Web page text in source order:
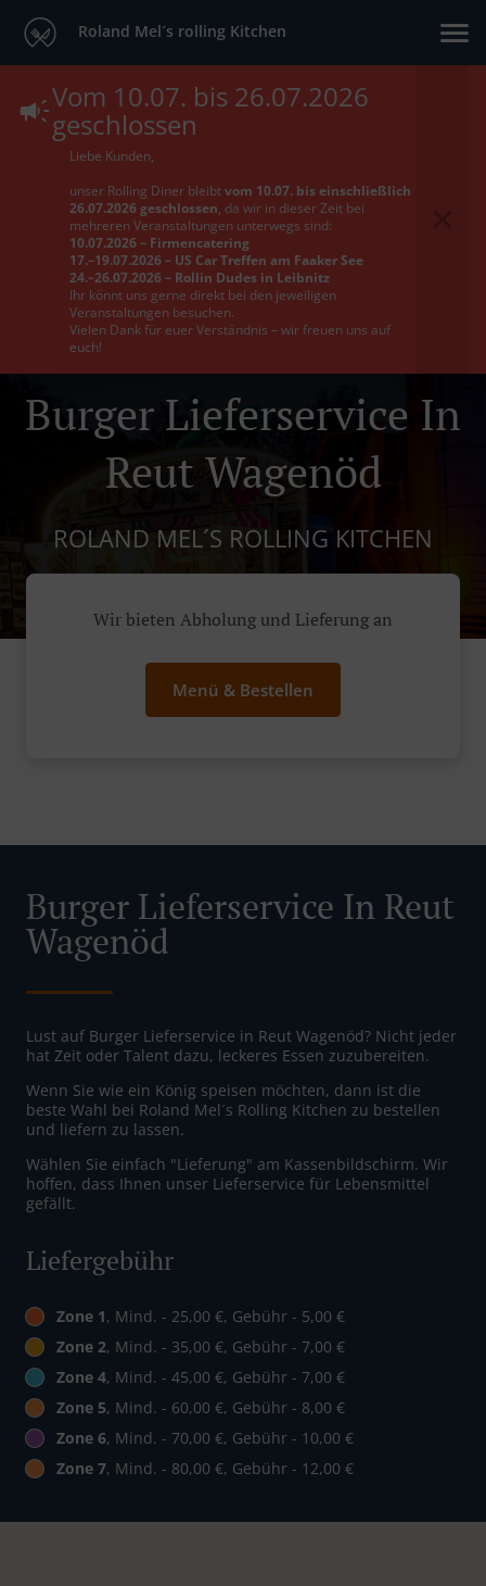
Roland Mel´s rolling Kitchen
Vom 10.07. bis 26.07.2026
geschlossen
Liebe Kunden,
unser Rolling Diner bleibtvom 10.07. bis einschließlich
26.07.2026 geschlossen, da wir in dieser Zeit bei
mehreren Veranstaltungen unterwegs sind:
10.07.2026 – Firmencatering
17.–19.07.2026 – US Car Treffen am Faaker See
24.–26.07.2026 – Rollin Dudes in Leibnitz
Ihr könnt uns gerne direkt bei den jeweiligen
Veranstaltungen besuchen.
Vielen Dank für euer Verständnis – wir freuen uns auf
euch!
Burger Lieferservice In
Reut Wagenöd
ROLAND MEL´S ROLLING KITCHEN
Wir bieten Abholung und Lieferung an
Menü & Bestellen
Burger Lieferservice In Reut
Wagenöd
Lust auf Burger Lieferservice in Reut Wagenöd? Nicht jeder
hat Zeit oder Talent dazu, leckeres Essen zuzubereiten.
Wenn Sie wie ein König speisen möchten, dann ist die
beste Wahl bei Roland Mel´s Rolling Kitchen zu bestellen
und liefern zu lassen.
Wählen Sie einfach "Lieferung" am Kassenbildschirm. Wir
hoffen, dass Ihnen unser Lieferservice für Lebensmittel
gefällt.
Liefergebühr
Zone 1, Mind. - 25,00 €, Gebühr - 5,00 €
Zone 2, Mind. - 35,00 €, Gebühr - 7,00 €
Zone 4, Mind. - 45,00 €, Gebühr - 7,00 €
Zone 5, Mind. - 60,00 €, Gebühr - 8,00 €
Zone 6, Mind. - 70,00 €, Gebühr - 10,00 €
Zone 7, Mind. - 80,00 €, Gebühr - 12,00 €